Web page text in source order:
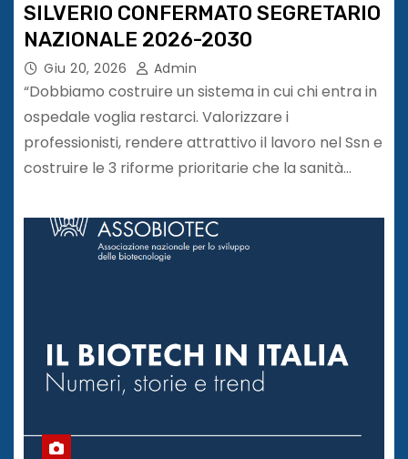
SILVERIO CONFERMATO SEGRETARIO
NAZIONALE 2026-2030
Giu 20, 2026 Admin
“Dobbiamo costruire un sistema in cui chi entra in
ospedale voglia restarci. Valorizzare i
professionisti, rendere attrattivo il lavoro nel Ssn e
costruire le 3 riforme prioritarie che la sanità…